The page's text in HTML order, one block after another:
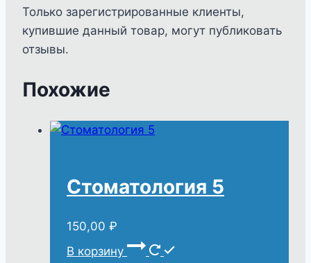
Только зарегистрированные клиенты,
купившие данный товар, могут публиковать
отзывы.
Похожие
Стоматология 5
150,00 ₽
В корзину